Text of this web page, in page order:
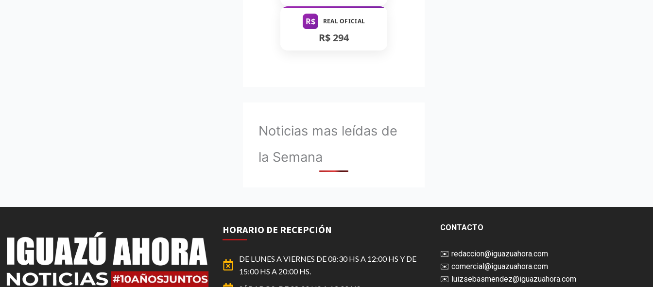
R$ REAL OFICIAL
R$ 294
Noticias mas leídas de
la Semana
HORARIO DE RECEPCIÓN
DE LUNES A VIERNES DE 08:30 HS A 12:00 HS Y DE
15:00 HS A 20:00 HS.
CONTACTO
✉️ redaccion@iguazuahora.com
✉️ comercial@iguazuahora.com
✉️ luizsebasmendez@iguazuahora.com